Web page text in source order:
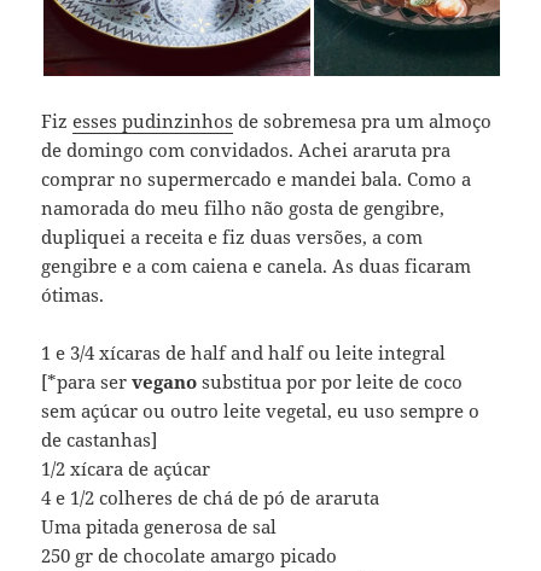
Fizesses pudinzinhos de sobremesa pra um almoço
de domingo com convidados. Achei araruta pra
comprar no supermercado e mandei bala. Como a
namorada do meu filho não gosta de gengibre,
dupliquei a receita e fiz duas versões, a com
gengibre e a com caiena e canela. As duas ficaram
ótimas.
1 e 3/4 xícaras de half and half ou leite integral
[*para servegano substitua por por leite de coco
sem açúcar ou outro leite vegetal, eu uso sempre o
de castanhas]
1/2 xícara de açúcar
4 e 1/2 colheres de chá de pó de araruta
Uma pitada generosa de sal
250 gr de chocolate amargo picado